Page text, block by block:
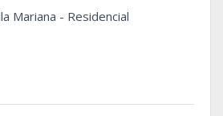
Mariana - Residencial